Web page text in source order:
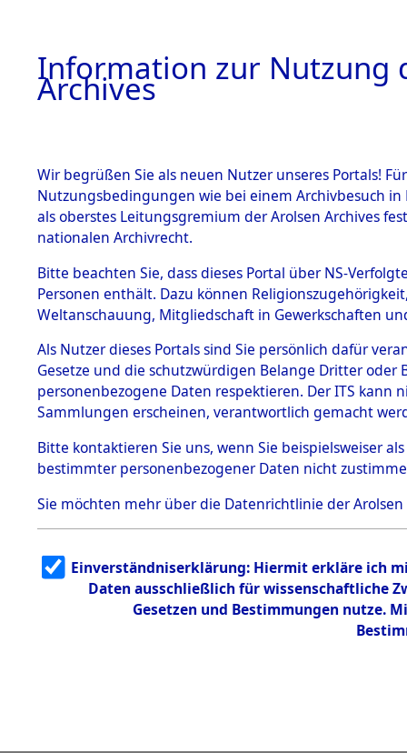
BESTÄNDE
1.
Inhaftierungsdoku
mente
1.2.9 Beim ITS
Effekten
1.2.9.1
Effekten aus
dem KZ
Dachau
1.2.9.2
Effekten aus
dem KZ
Bayerisches
1.2.9.3
Effekten aus
dem KZ
Neuengamm
0006
Information zur Nutzung
Archives
Wir begrüßen Sie als neuen Nutzer unseres Portals!
Nutzungsbedingungen wie bei einem Archivbesuch
als oberstes Leitungsgremium der Arolsen Archives
nationalen Archivrecht.
Bitte beachten Sie, dass dieses Portal über NS-
Personen enthält. Dazu können
Weltanschauung, Mitgliedschaft in Gewerkschaften
Als Nutzer dieses Portals sind Sie persönlich dafür
Gesetze und die schutzwürdigen Belange Dritter
personenbezogene Daten respektieren. Der ITS
Sammlungen erscheinen, verantwortlich gemacht
Bitte kontaktieren Sie uns, wenn Sie beispielsweiser
bestimmter personenbezogener Daten nicht
Sie möchten mehr über die Datenrichtlinie der Arolsen
Einverständniserklärung: Hiermit erkläre ich
Daten ausschließlich für wissenschaftliche
Gesetzen und Bestimmungen nutze.